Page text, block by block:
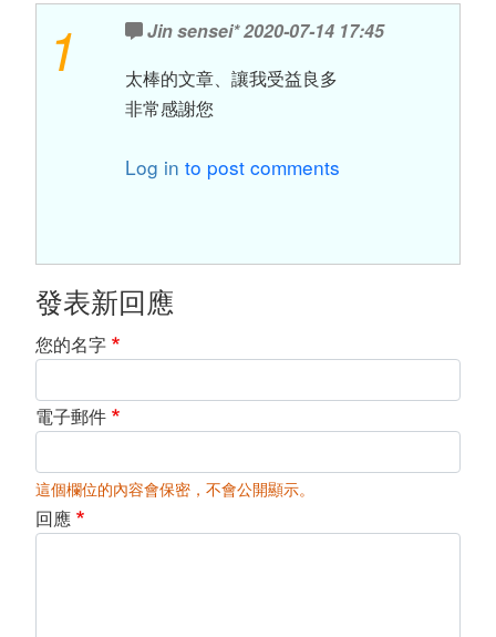
1 Jin sensei*2020-07-14 17:45
太棒的文章、讓我受益良多
非常感謝您
Log in to post comments
發表新回應
您的名字
電子郵件
這個欄位的內容會保密，不會公開顯示。
回應